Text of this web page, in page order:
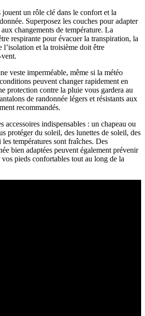
jouent un rôle clé dans le confort et la
Superposez les couches pour adapter
changements de température. La
respirante pour évacuer la transpiration, la
et la troisième doit être
veste imperméable, même si la météo
peuvent changer rapidement en
protection contre la pluie vous gardera au
de randonnée légers et résistants aux
recommandés.
accessoires indispensables : un chapeau ou
protéger du soleil, des lunettes de soleil, des
les températures sont fraîches. Des
bien adaptées peuvent également prévenir
pieds confortables tout au long de la